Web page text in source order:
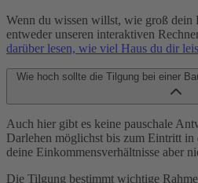
Wenn du wissen willst, wie groß dein
entweder unseren interaktiven
darüber lesen, wie viel Haus du dir
Wie hoch sollte die Tilgung bei einer
Auch hier gibt es keine pauschale
Darlehen möglichst bis zum Eintritt in
deine Einkommensverhältnisse aber
Die Tilgung bestimmt wichtige